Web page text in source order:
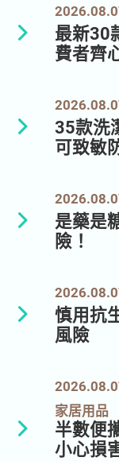
最新30
費者齊
35款洗
可致敏
是藥是
險！
慎用抗
風險
家居用品
半數便
小心損